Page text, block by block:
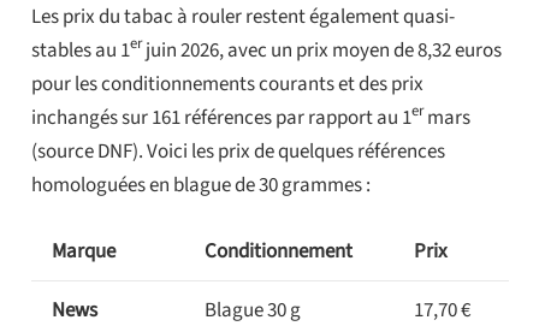
Les prix du tabac à rouler restent également quasi-
stables au 1erjuin 2026, avec un prix moyen de 8,32 euros
pour les conditionnements courants et des prix
inchangés sur 161 références par rapport au 1ermars
(source DNF). Voici les prix de quelques références
homologuées en blague de 30 grammes :
Marque Conditionnement Prix
News Blague 30 g 17,70 €